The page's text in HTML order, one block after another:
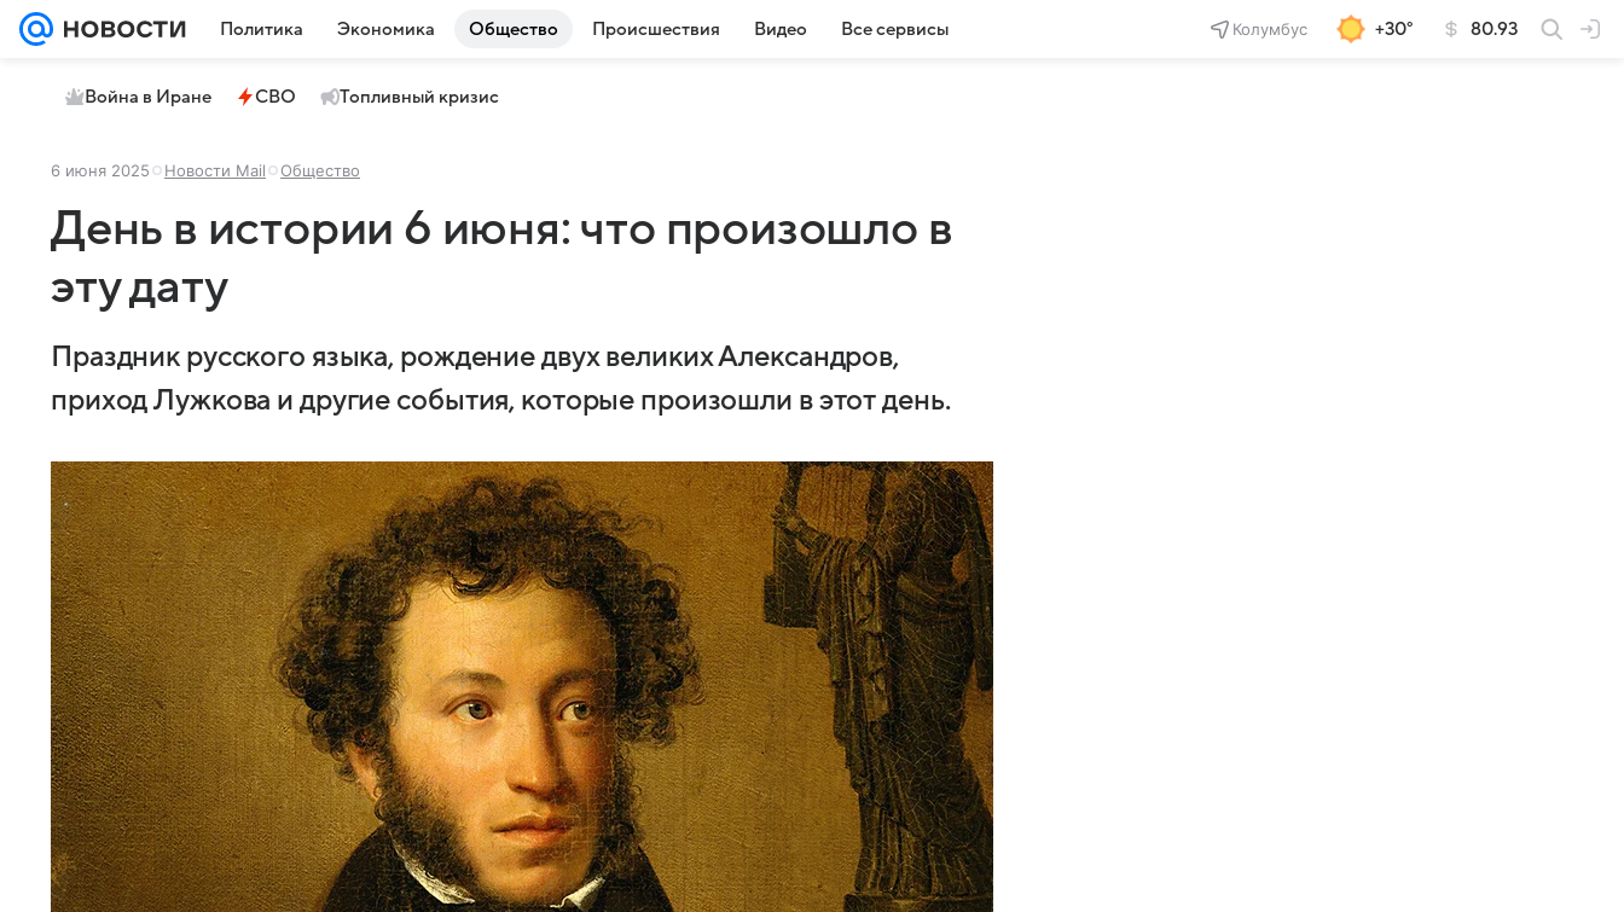
Политика Экономика Общество Происшествия Видео Все сервисы Колумбус +30° 80.93
Война в Иране СВО Топливный кризис
6 июня 2025 Новости Mail Общество
День в истории 6 июня: что произошло в
эту дату
Праздник русского языка, рождение двух великих Александров,
приход Лужкова и другие события, которые произошли в этот день.